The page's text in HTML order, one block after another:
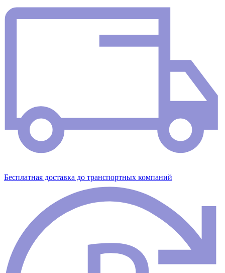
Бесплатная доставка до транспортных компаний